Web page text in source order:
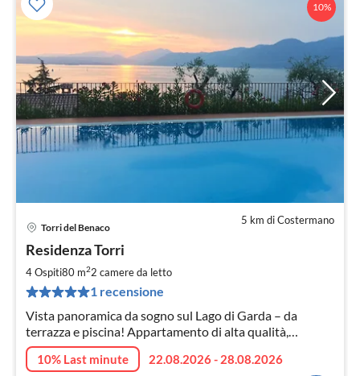
10%
5 km di Costermano
Torri del Benaco
Residenza Torri
4 Ospiti80 m22 camere da letto
1 recensione
Vista panoramica da sogno sul Lago di Garda – da
terrazza e piscina! Appartamento di alta qualità,
posizione perfetta, assoluto relax, centro raggiungibile a
piedi.
10% Last minute
22.08.2026 - 28.08.2026